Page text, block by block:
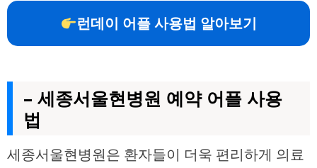
런데이 어플 사용법 알아보기
– 세종서울현병원 예약 어플 사용
법
세종서울현병원은 환자들이 더욱 편리하게 의료